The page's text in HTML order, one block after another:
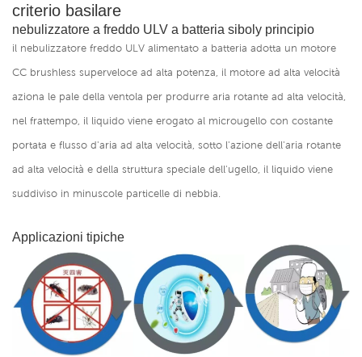
criterio basilare
nebulizzatore a freddo ULV a batteria siboly principio
il nebulizzatore freddo ULV alimentato a batteria adotta un motore
CC brushless superveloce ad alta potenza, il motore ad alta velocità
aziona le pale della ventola per produrre aria rotante ad alta velocità,
nel frattempo, il liquido viene erogato al microugello con costante
portata e flusso d'aria ad alta velocità, sotto l'azione dell'aria rotante
ad alta velocità e della struttura speciale dell'ugello, il liquido viene
suddiviso in minuscole particelle di nebbia.
Applicazioni tipiche